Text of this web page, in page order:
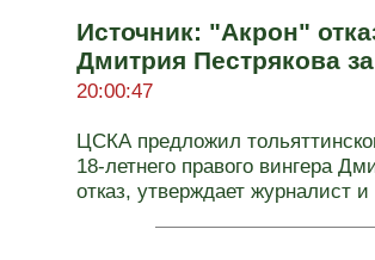
Источник: "Акрон"
Дмитрия Пестрякова
20:00:47
ЦСКА предложил
18-летнего правого вингера
отказ, утверждает журналист